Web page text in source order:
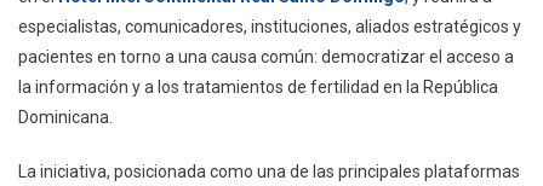
Salud
Reproductiva
En
especialistas, comunicadores, instituciones, aliados estratégicos y
pacientes en torno a una causa común: democratizar el acceso a
la información y a los tratamientos de fertilidad en la República
Dominicana.
La iniciativa, posicionada como una de las principales plataformas